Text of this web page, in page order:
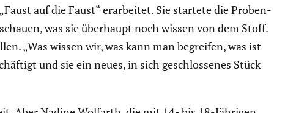
auf die Faust“ erarbeitet. Sie startete die Proben­
was sie überhaupt noch wissen von dem Stoff.
„Was wissen wir, was kann man begreifen, was ist
und sie ein neues, in sich geschlos­senes Stück